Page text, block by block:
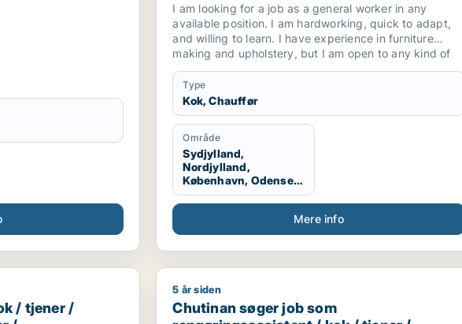
I am looking for a job as a general worker in any
available position. I am hardworking, quick to adapt,
and willing to learn. I have experience in furniture
making and upholstery, but I am open to any kind of
work opportunity.
Type
Kok, Chauffør
Område
Sydjylland,
Nordjylland,
København, Odense,
Aalborg, Hele
Danmark, Vestjylland
Mere info
/ slagter / cafémedarbejder / blomsterhandler
/ tjener /
Chutinan søger job som rengøringsassistent /
5 år siden
Chutinan søger job som